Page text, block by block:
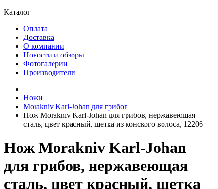
Каталог
Оплата
Доставка
О компании
Новости и обзоры
Фотогалерии
Производители
Ножи
Morakniv Karl-Johan для грибов
Нож Morakniv Karl-Johan для грибов, нержавеющая
сталь, цвет красный, щетка из конского волоса, 12206
Нож Morakniv Karl-Johan
для грибов, нержавеющая
сталь, цвет красный, щетка